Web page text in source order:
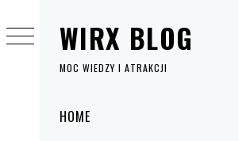
WIRX BLOG
MOC WIEDZY I ATRAKCJI
Menu
główne
HOME
do
treści